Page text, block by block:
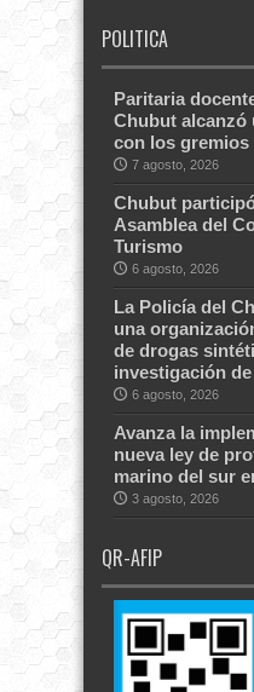
POLITICA
Paritaria
Chubut alcanzó
con los gremios
7 agosto, 2026
Chubut
Asamblea del
Turismo
6 agosto, 2026
La Policía del
una
de drogas
investigación
6 agosto, 2026
Avanza la
nueva ley de
marino del sur
3 agosto, 2026
QR-AFIP